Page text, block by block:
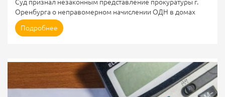
Суд признал незаконным представление прокуратуры г.
Оренбурга о неправомерном начислении ОДН в домах
блокированной застройки
Прокуратура Оренбурга провела проверку по обращению
Прокуратура полагала, что жилые дома в п. Пригородный,
где находились жилые помещения заявительницы, не
являются многоквартирными домами, а относятся к жилым
домам блокированной застройки и плата за ОДН в них
Подробнее